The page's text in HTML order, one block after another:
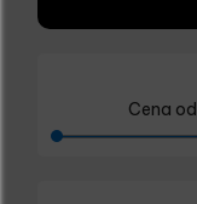
Cena od